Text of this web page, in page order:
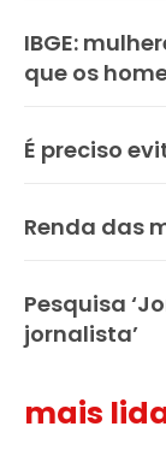
IBGE:
que os
É preciso
Renda das
Pesquisa
jornalista’
mais